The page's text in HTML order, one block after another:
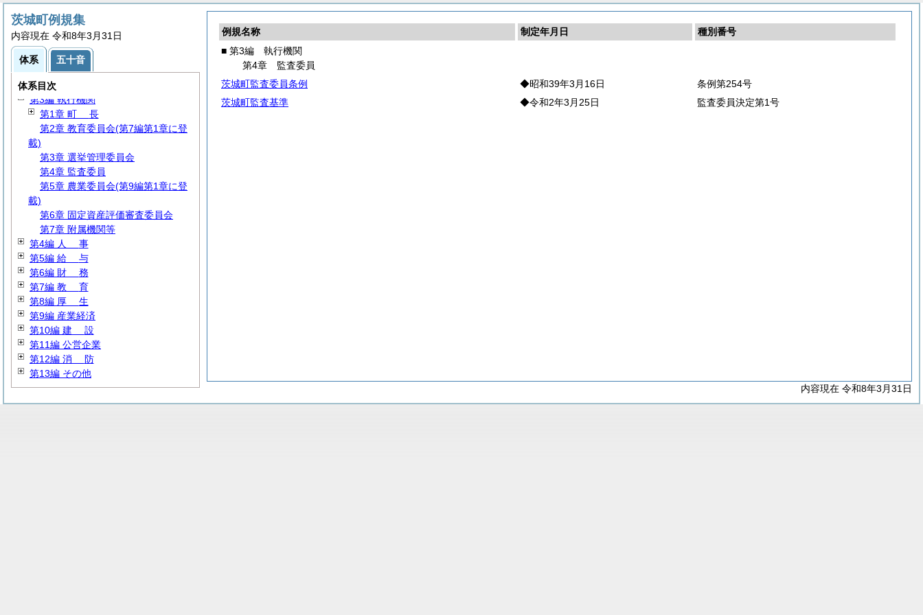
例規名称 制定年月日
種別番号
■ 第3編 執行機関
第4章 監査委員
茨城町監査委員条例
◆昭和39年3月16日
条例第254号
茨城町監査基準
◆令和2年3月25日 監査委員決定第1号
内容現在 令和8年3月31日
茨城町例規集
内容現在 令和8年3月31日
体系 五十音
体系目次
前 文
第1編総規
第2編
第3編 執行機関
第1章 町 長
第2章 教育委員会(第7編第1章に登
載)
第3章 選挙管理委員会
第4章 監査委員
第5章 農業委員会(第9編第1章に登
載)
第6章 固定資産評価審査委員会
第7章 附属機関等
第4編 人 事
第5編 給 与
第6編 財 務
第7編 教 育
第8編 厚 生
第9編 産業経済
第10編 建 設
第11編 公営企業
第12編 消 防
第13編 その他